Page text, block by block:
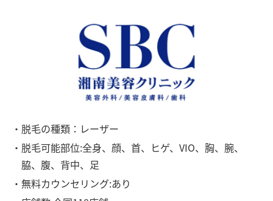
・脱毛の種類：レーザー
・脱毛可能部位:全身、顔、首、ヒゲ、VIO、胸、腕、
脇、腹、背中、足
・無料カウンセリング:あり